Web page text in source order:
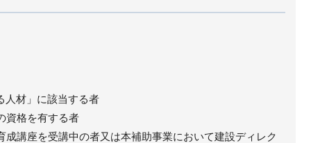
人材」に該当する者
格を有する者
講座を受講中の者又は本補助事業において建設ディレク